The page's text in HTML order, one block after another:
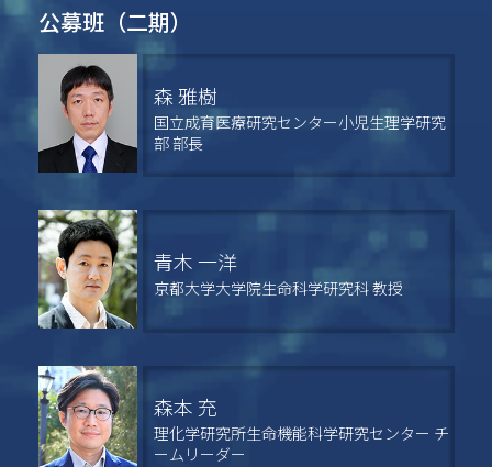
公募班（二期）
森 雅樹
国立成育医療研究センター小児生理学研究
部 部長
青木 一洋
京都大学大学院生命科学研究科 教授
森本 充
理化学研究所生命機能科学研究センター チ
ームリーダー